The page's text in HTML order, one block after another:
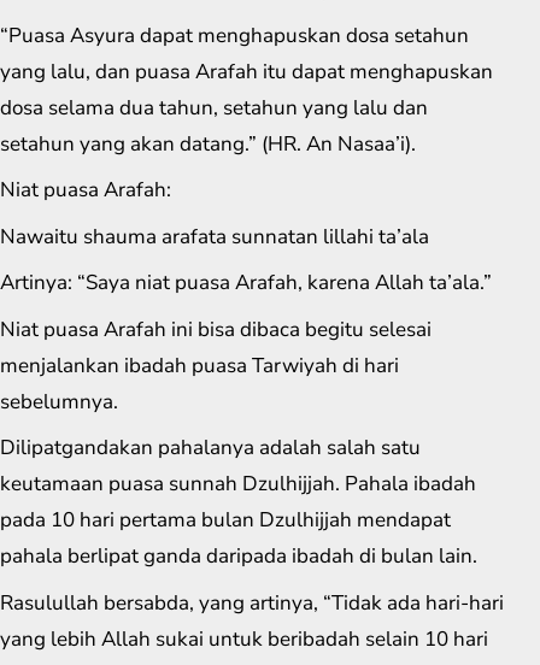
“Puasa Asyura dapat menghapuskan dosa setahun
yang lalu, dan puasa Arafah itu dapat menghapuskan
dosa selama dua tahun, setahun yang lalu dan
setahun yang akan datang.” (HR. An Nasaa’i).
Niat puasa Arafah:
Nawaitu shauma arafata sunnatan lillahi ta’ala
Artinya: “Saya niat puasa Arafah, karena Allah ta’ala.”
Niat puasa Arafah ini bisa dibaca begitu selesai
menjalankan ibadah puasa Tarwiyah di hari
sebelumnya.
Dilipatgandakan pahalanya adalah salah satu
keutamaan puasa sunnah Dzulhijjah. Pahala ibadah
pada 10 hari pertama bulan Dzulhijjah mendapat
pahala berlipat ganda daripada ibadah di bulan lain.
Rasulullah bersabda, yang artinya, “Tidak ada hari-hari
yang lebih Allah sukai untuk beribadah selain 10 hari